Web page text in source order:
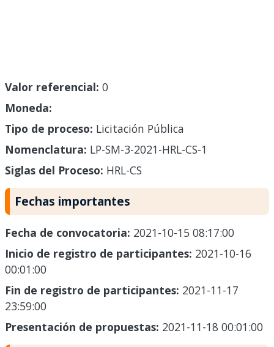
Valor referencial: 0
Moneda:
Tipo de proceso: Licitación Pública
Nomenclatura: LP-SM-3-2021-HRL-CS-1
Siglas del Proceso: HRL-CS
Fechas importantes
Fecha de convocatoria: 2021-10-15 08:17:00
Inicio de registro de participantes: 2021-10-16
00:01:00
Fin de registro de participantes: 2021-11-17
23:59:00
Presentación de propuestas: 2021-11-18 00:01:00